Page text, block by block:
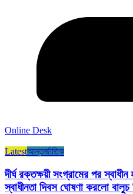
Online Desk
Latestআন্তর্জাতিক
দীর্ঘ রক্তক্ষয়ী সংগ্রামের পর
স্বাধীনতা দিবস ঘোষণা করলো বালুচ